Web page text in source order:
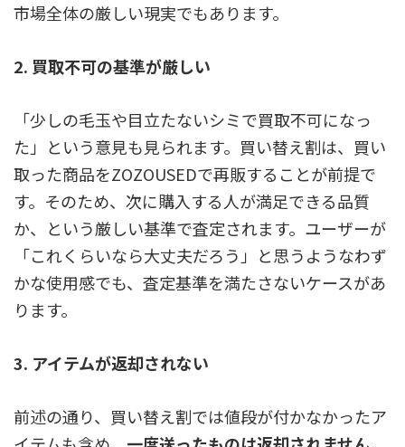
市場全体の厳しい現実でもあります。
2. 買取不可の基準が厳しい
「少しの毛玉や目立たないシミで買取不可になっ
た」という意見も見られます。買い替え割は、買い
取った商品をZOZOUSEDで再販することが前提で
す。そのため、 次に購入する人が満足できる品質
か、という厳しい基準で査定されます。 ユーザーが
「これくらいなら大丈夫だろう」と思うようなわず
かな使用感でも、査定基準を満たさないケースがあ
ります。
3. アイテムが返却されない
前述の通り、買い替え割では値段が付かなかったア